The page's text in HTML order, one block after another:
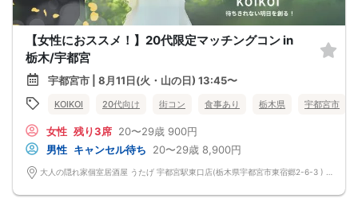
【女性におススメ！】20代限定マッチングコン in
栃木/宇都宮
宇都宮市 | 8月11日(火・山の日) 13:45〜
KOIKOI 20代向け 街コン 食事あり 栃木県 宇都宮市
女性 残り3席 20〜29歳 900円
男性 キャンセル待ち 20〜29歳 8,900円